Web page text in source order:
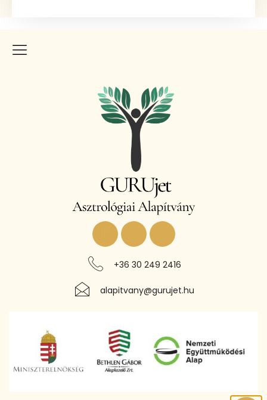
+36 30 249 2416
alapitvany@gurujet.hu